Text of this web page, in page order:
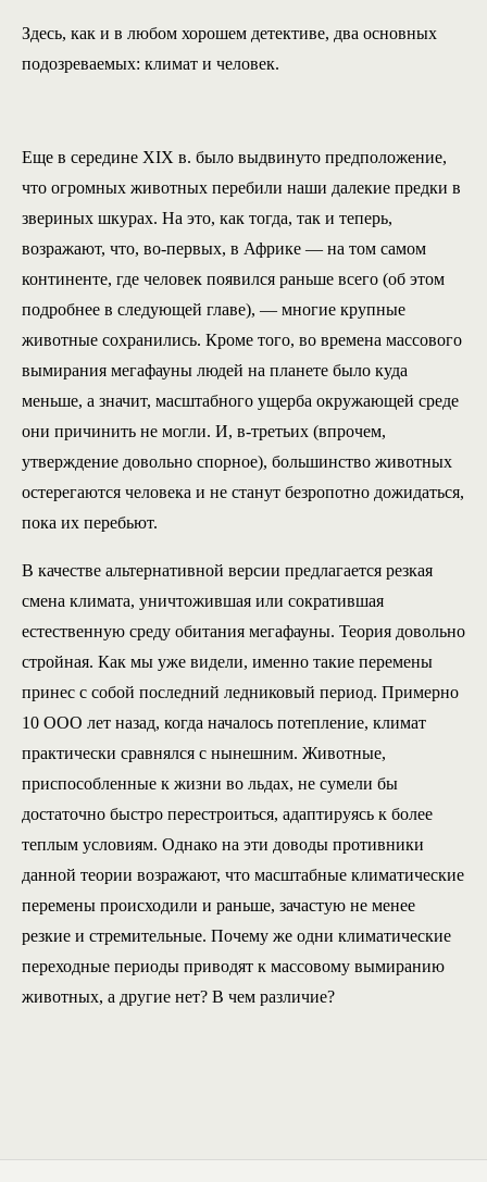
Здесь, как и в любом хорошем детективе, два основных
подозреваемых: климат и человек.
Еще в середине XIX в. было выдвинуто предположение,
что огромных животных перебили наши далекие предки в
звериных шкурах. На это, как тогда, так и теперь,
возражают, что, во-первых, в Африке — на том самом
континенте, где человек появился раньше всего (об этом
подробнее в следующей главе), — многие крупные
животные сохранились. Кроме того, во времена массового
вымирания мегафауны людей на планете было куда
меньше, а значит, масштабного ущерба окружающей среде
они причинить не могли. И, в-третьих (впрочем,
утверждение довольно спорное), большинство животных
остерегаются человека и не станут безропотно дожидаться,
пока их перебьют.
В качестве альтернативной версии предлагается резкая
смена климата, уничтожившая или сократившая
естественную среду обитания мегафауны. Теория довольно
стройная. Как мы уже видели, именно такие перемены
принес с собой последний ледниковый период. Примерно
10 ООО лет назад, когда началось потепление, климат
практически сравнялся с нынешним. Животные,
приспособленные к жизни во льдах, не сумели бы
достаточно быстро перестроиться, адаптируясь к более
теплым условиям. Однако на эти доводы противники
данной теории возражают, что масштабные климатические
перемены происходили и раньше, зачастую не менее
резкие и стремительные. Почему же одни климатические
переходные периоды приводят к массовому вымиранию
животных, а другие нет? В чем различие?